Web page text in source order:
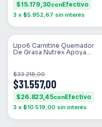
$15.179,30con
3 x $5.952,67 sin interés
SIN STOCK
Lipo6 Carnitine Quemador
De Grasa Nutrex Apoya
$31.557,00
$33.218,00
$26.823,45con
3 x $10.519,00 sin interés